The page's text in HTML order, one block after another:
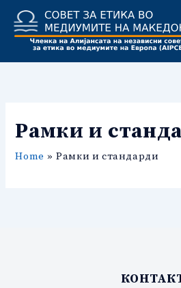
content
Рамки и
Home Рамки и стандарди